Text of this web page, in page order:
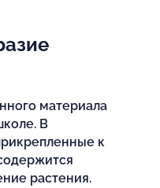
материала
В
к
растения.